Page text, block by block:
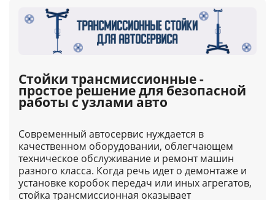
Стойки трансмиссионные -
простое решение для безопасной
работы с узлами авто
Современный автосервис нуждается в
качественном оборудовании, облегчающем
техническое обслуживание и ремонт машин
разного класса. Когда речь идет о демонтаже и
установке коробок передач или иных агрегатов,
стойка трансмиссионная оказывает